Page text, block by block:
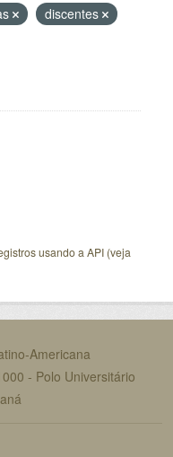
discentes
usando a API (veja
Americana
- Polo Universitário